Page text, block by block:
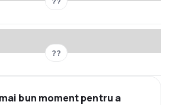
??
bun moment pentru a